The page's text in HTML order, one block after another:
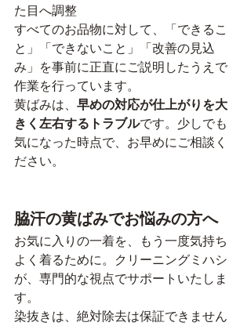
た目へ調整
すべてのお品物に対して、「できるこ
と」「できないこと」「改善の見込
み」を事前に正直にご説明したうえで
作業を行っています。
黄ばみは、 早めの対応が仕上がりを大
きく左右するトラブルです。少しでも
気になった時点で、お早めにご相談く
ださい。
脇汗の黄ばみでお悩みの方へ
お気に入りの一着を、もう一度気持ち
よく着るために。クリーニングミハシ
が、専門的な視点でサポートいたしま
す。
染抜きは、絶対除去は保証できません